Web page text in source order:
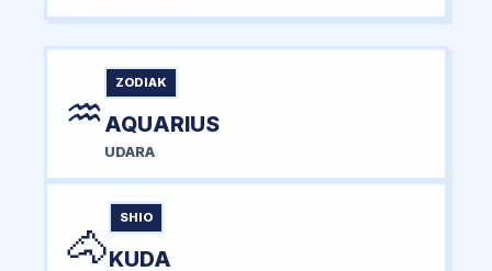
♒
ZODIAK
AQUARIUS
UDARA
🐴
SHIO
KUDA